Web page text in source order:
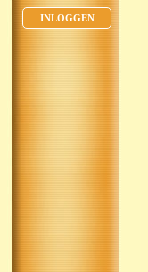
INLOGGEN